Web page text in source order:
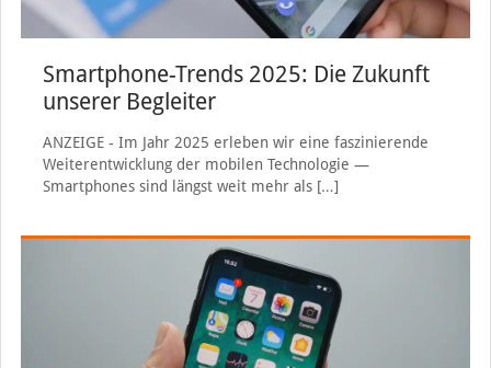
Smartphone-Trends 2025: Die Zukunft
unserer Begleiter
ANZEIGE - Im Jahr 2025 erleben wir eine faszinierende
Weiterentwicklung der mobilen Technologie —
Smartphones sind längst weit mehr als[…]